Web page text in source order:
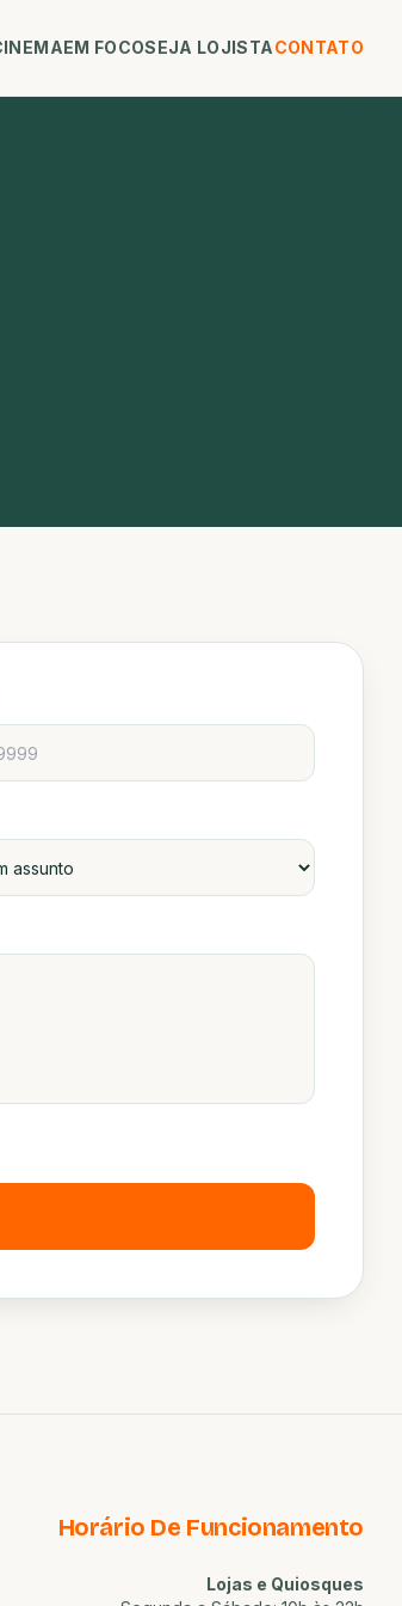
EM FOCOSEJA LOJISTACONTATO
Horário De Funcionamento
Lojas e Quiosques